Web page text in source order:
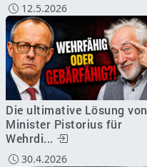
12.5.2026
Die ultimative Lösung von
Minister Pistorius für
Wehrdi...
30.4.2026